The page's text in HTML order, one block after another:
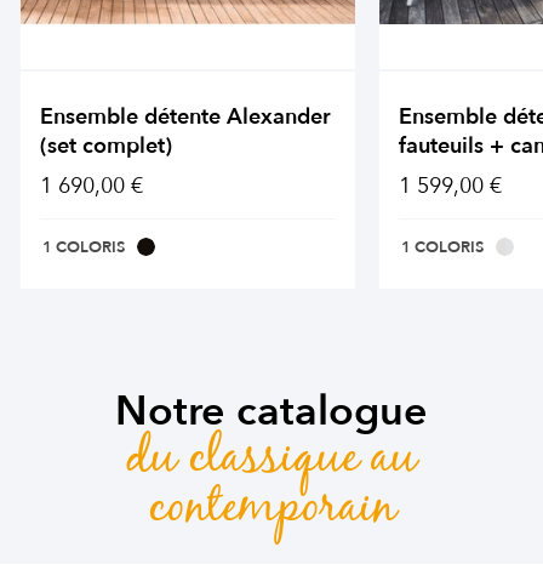
Ensemble détente Alexander
(set complet)
1 690,00 €
1 COLORIS
Ensemble
fauteuils +
1 599,00 €
1 COLORIS
Notre catalogue
du classique au
contemporain